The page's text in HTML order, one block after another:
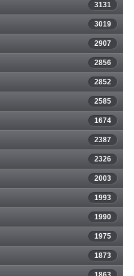
3131
3019
2907
2856
2852
2585
1674
2387
2326
2003
1993
1990
1975
1873